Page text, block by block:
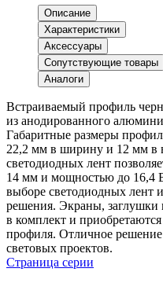
Описание
Характеристики
Аксессуары
Сопутствующие товары
Аналоги
Встраиваемый профиль
из анодированного
Габаритные размеры
22,2 мм в ширину и 12 мм в
светодиодных лент
14 мм и мощностью до 16,4
выборе светодиодных лент
решения. Экраны, заглушки
в комплект и
профиля. Отличное
световых проектов.
Страница серии